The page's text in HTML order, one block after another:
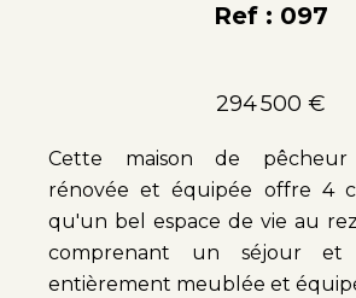
Ref : 097
294 500 €
Cette maison de pêcheur
rénovée et équipée offre 4
qu'un bel espace de vie au
comprenant un séjour et
entièrement meublée et